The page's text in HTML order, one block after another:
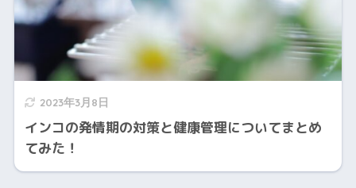
2023年3月8日
インコの発情期の対策と健康管理についてまとめ
てみた！